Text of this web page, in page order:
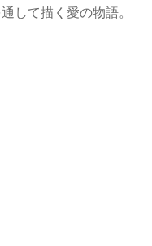
して描く愛の物語。